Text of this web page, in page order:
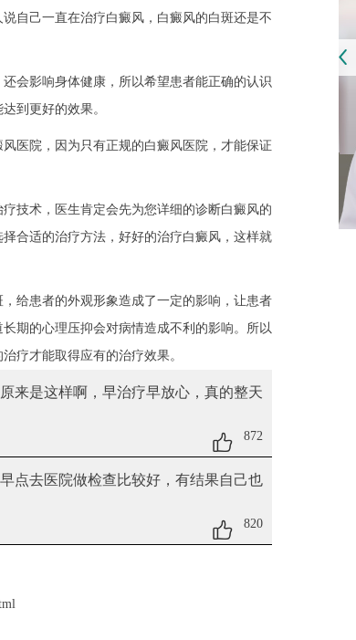
自己一直在治疗白癜风，白癜风的白斑还是不
会影响身体健康，所以希望患者能正确的认识
到更好的效果。
医院，因为只有正规的白癜风医院，才能保证
技术，医生肯定会先为您详细的诊断白癜风的
合适的治疗方法，好好的治疗白癜风，这样就
给患者的外观形象造成了一定的影响，让患者
期的心理压抑会对病情造成不利的影响。所以
疗才能取得应有的治疗效果。
原来是这样啊，早治疗早放心，真的整天
872
早点去医院做检查比较好，有结果自己也
820